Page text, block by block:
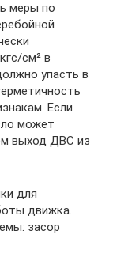
меры по
см² в
упасть в
Если
может
выход ДВС из
для
движка.
засор